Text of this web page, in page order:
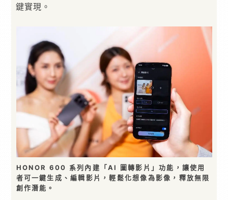
鍵實現。
HONOR 600 系列內建「AI 圖轉影片」功能，讓使用
者可一鍵生成、編輯影片，輕鬆化想像為影像，釋放無限
創作潛能。